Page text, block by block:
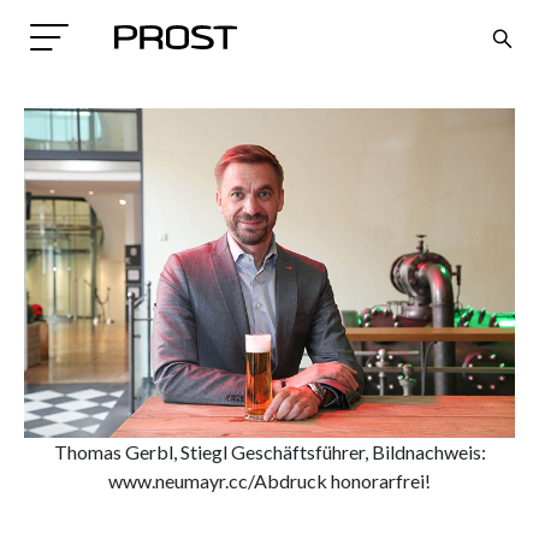
Search
Thomas Gerbl, Stiegl Geschäftsführer, Bildnachweis:
www.neumayr.cc/Abdruck honorarfrei!